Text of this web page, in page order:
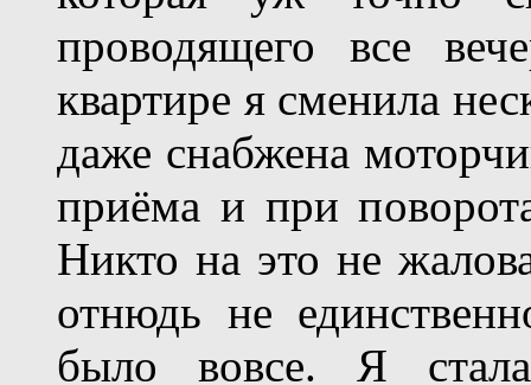
проводящего все
квартире я сменила
даже снабжена
приёма и при
Никто на это не
отнюдь не
было вовсе. Я